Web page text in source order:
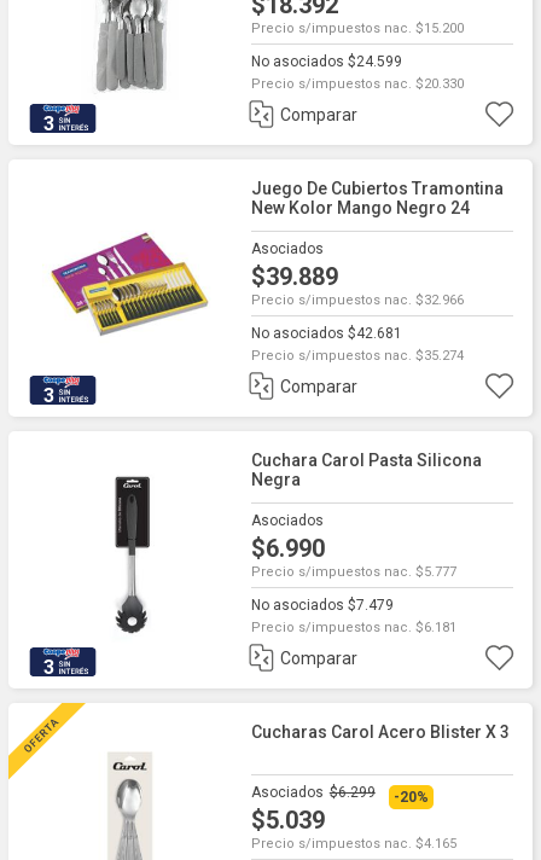
3
Precio s/impuestos nac. $15.200
No asociados $24.599
Precio s/impuestos nac. $20.330
Comparar
3
Juego De Cubiertos Tramontina
New Kolor Mango Negro 24
Piezas
Asociados
$39.889
Precio s/impuestos nac. $32.966
No asociados $42.681
Precio s/impuestos nac. $35.274
Comparar
3
Cuchara Carol Pasta Silicona
Negra
Asociados
$6.990
Precio s/impuestos nac. $5.777
No asociados $7.479
Precio s/impuestos nac. $6.181
Comparar
Cucharas Carol Acero Blister X 3
Asociados $6.299
$5.039
-20%
Precio s/impuestos nac. $4.165